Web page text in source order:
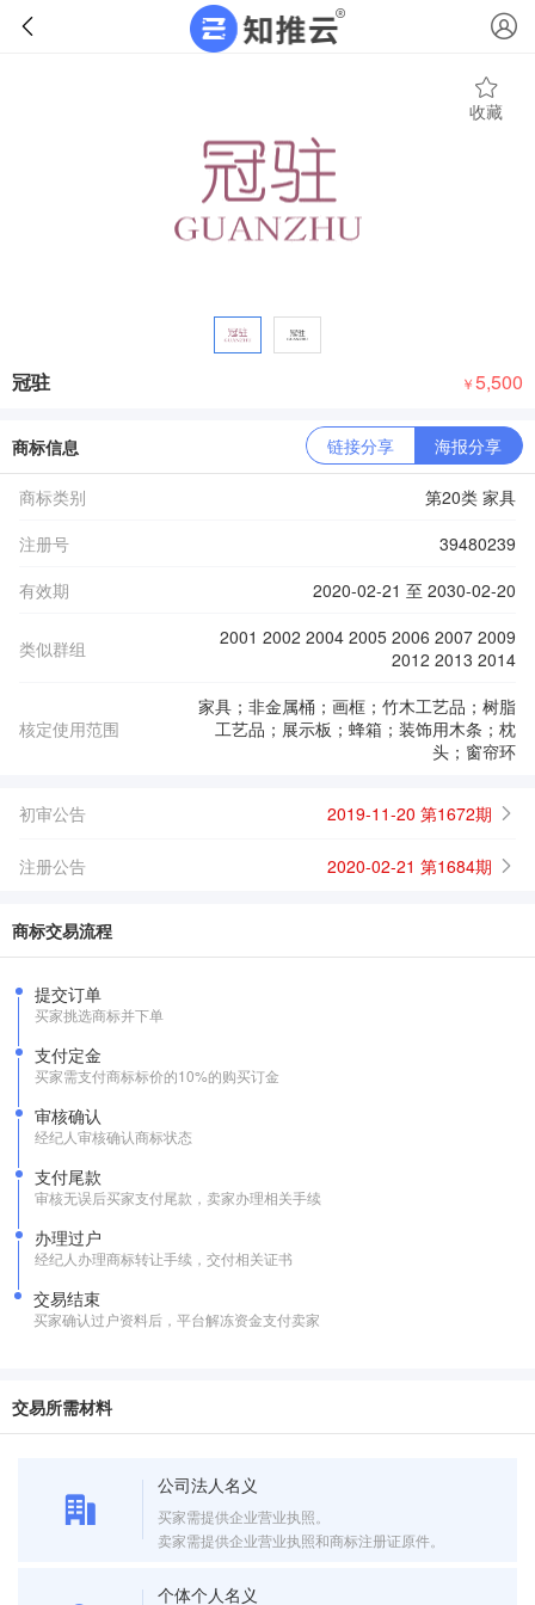
收藏
冠驻 ￥5,500
商标信息 链接分享 海报分享
商标类别
第20类 家具
注册号
39480239
有效期
2020-02-21 至 2030-02-20
类似群组
2001 2002 2004 2005 2006 2007 2009
2012 2013 2014
核定使用范围
家具；非金属桶；画框；竹木工艺品；树脂
工艺品；展示板；蜂箱；装饰用木条；枕
头；窗帘环
初审公告 2019-11-20 第1672期
注册公告 2020-02-21 第1684期
商标交易流程
提交订单
买家挑选商标并下单
支付定金
买家需支付商标标价的10%的购买订金
审核确认
经纪人审核确认商标状态
支付尾款
审核无误后买家支付尾款，卖家办理相关手续
办理过户
经纪人办理商标转让手续，交付相关证书
交易结束
买家确认过户资料后，平台解冻资金支付卖家
交易所需材料
公司法人名义
买家需提供企业营业执照。
卖家需提供企业营业执照和商标注册证原件。
个体个人名义